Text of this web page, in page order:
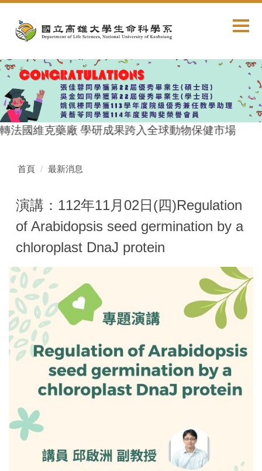
內
容
區
國維克藥廠 學研成果跨入全球動物保健市場
首頁 最新消息
演講：112年11月02日(四)Regulation
of Arabidopsis seed germination by a
chloroplast DnaJ protein